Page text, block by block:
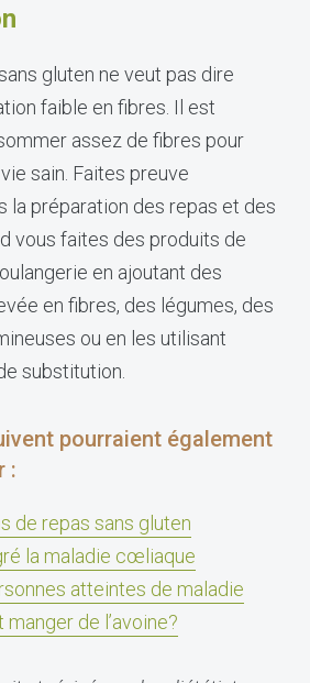
gluten ne veut pas dire
faible en fibres. Il est
assez de fibres pour
sain. Faites preuve
la préparation des repas et des
vous faites des produits de
en ajoutant des
en fibres, des légumes, des
ou en les utilisant
substitution.
pourraient également
:
de repas sans gluten
la maladie cœliaque
atteintes de maladie
de l’avoine?